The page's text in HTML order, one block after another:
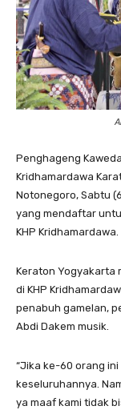
Penghageng
Kridhamardawa
Notonegoro, Sabtu
yang mendaftar
KHP Kridhamardawa.
Keraton Yogyakarta
di KHP
penabuh gamelan,
Abdi Dakem musik.
“Jika ke-60 orang
keseluruhannya.
ya maaf kami tidak